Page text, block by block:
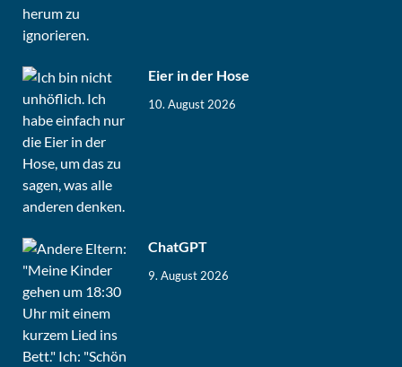
Eier in der Hose
10. August 2026
ChatGPT
9. August 2026